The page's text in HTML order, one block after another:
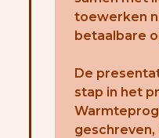
toewerken
betaalbare
De
stap in het